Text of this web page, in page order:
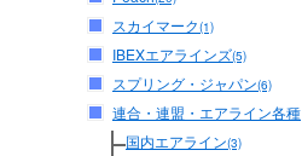
スカイマーク(1)
IBEXエアラインズ(5)
スプリング・ジャパン(6)
連合・連盟・エアライン各種
国内エアライン(3)